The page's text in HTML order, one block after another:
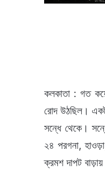
কলকাতা : গত
রোদ উঠছিল।
সন্ধে থেকে।
২৪ পরগনা,
ক্রমশ দাপট